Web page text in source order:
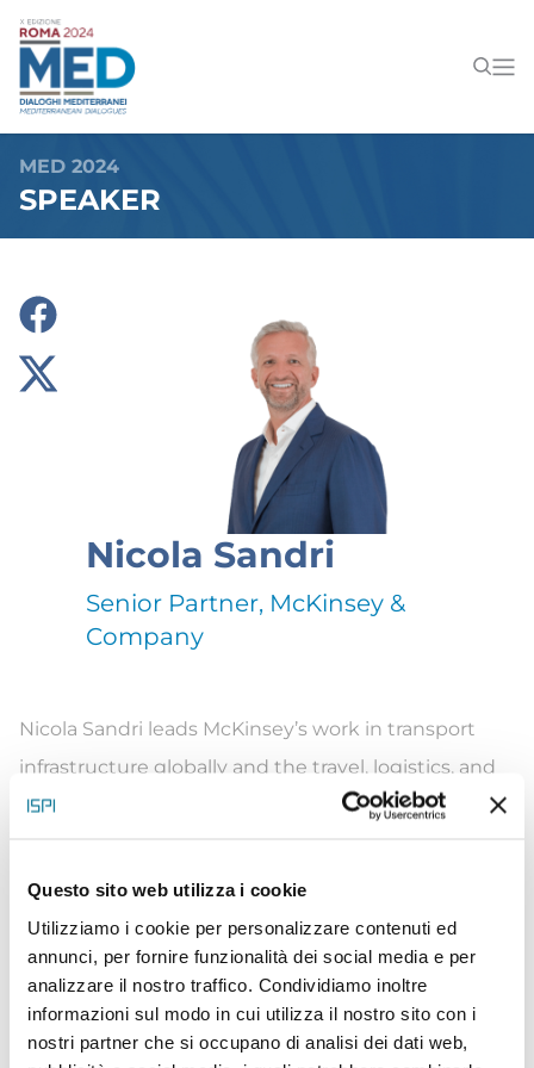
Questo sito web utilizza i cookie
Utilizziamo i cookie per personalizzare contenuti ed
annunci, per fornire funzionalità dei social media e per
analizzare il nostro traffico. Condividiamo inoltre
informazioni sul modo in cui utilizza il nostro sito con i
nostri partner che si occupano di analisi dei dati web,
MED 2024
SPEAKER
Nicola Sandri
Senior Partner, McKinsey &
Company
Nicola Sandri leads McKinsey’s work in transport
infrastructure globally and the travel, logistics, and
infrastructure projects in the Mediterranean
infrastructure organizations, with a particular focus
on enhancing sales and distribution channels,
boosting international growth, and large
investment and capex optimization. Before joining
McKinsey, Sandriworked in another consulting firm,